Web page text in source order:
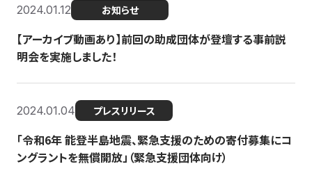
2024.01.12 お知らせ
【アーカイブ動画あり】前回の助成団体が登壇する事前説
明会を実施しました！
2024.01.04 プレスリリース
「令和6年 能登半島地震、緊急支援のための寄付募集にコ
ングラントを無償開放」（緊急支援団体向け）